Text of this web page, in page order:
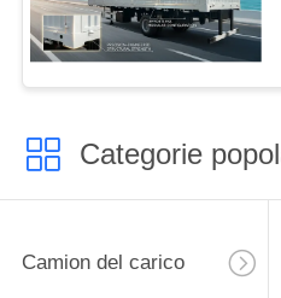
Categorie
Camion del carico